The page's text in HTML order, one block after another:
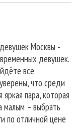
Москвы -
девушек.
все
что среди
пара, которая
малым – выбрать
по отличной цене